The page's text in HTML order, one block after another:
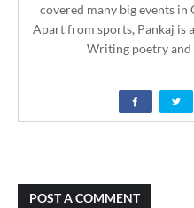
covered many big events
Apart from sports, Pankaj is
Writing poetry and
POST A COMMENT